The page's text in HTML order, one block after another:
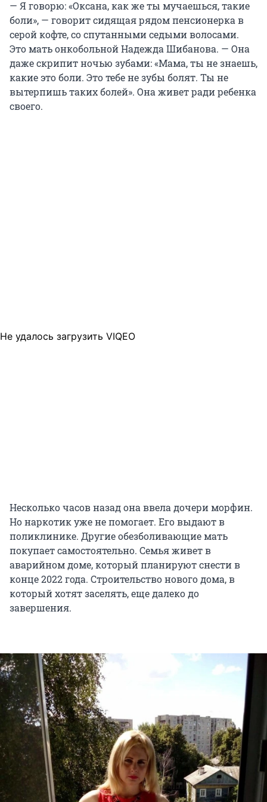
— Я говорю: «Оксана, как же ты мучаешься, такие
боли», — говорит сидящая рядом пенсионерка в
серой кофте, со спутанными седыми волосами.
Это мать онкобольной Надежда Шибанова. — Она
даже скрипит ночью зубами: «Мама, ты не знаешь,
какие это боли. Это тебе не зубы болят. Ты не
вытерпишь таких болей». Она живет ради ребенка
своего.
Не удалось загрузить VIQEO
Несколько часов назад она ввела дочери морфин.
Но наркотик уже не помогает. Его выдают в
поликлинике. Другие обезболивающие мать
покупает самостоятельно. Семья живет в
аварийном доме, который планируют снести в
конце 2022 года. Строительство нового дома, в
который хотят заселять, еще далеко до
завершения.